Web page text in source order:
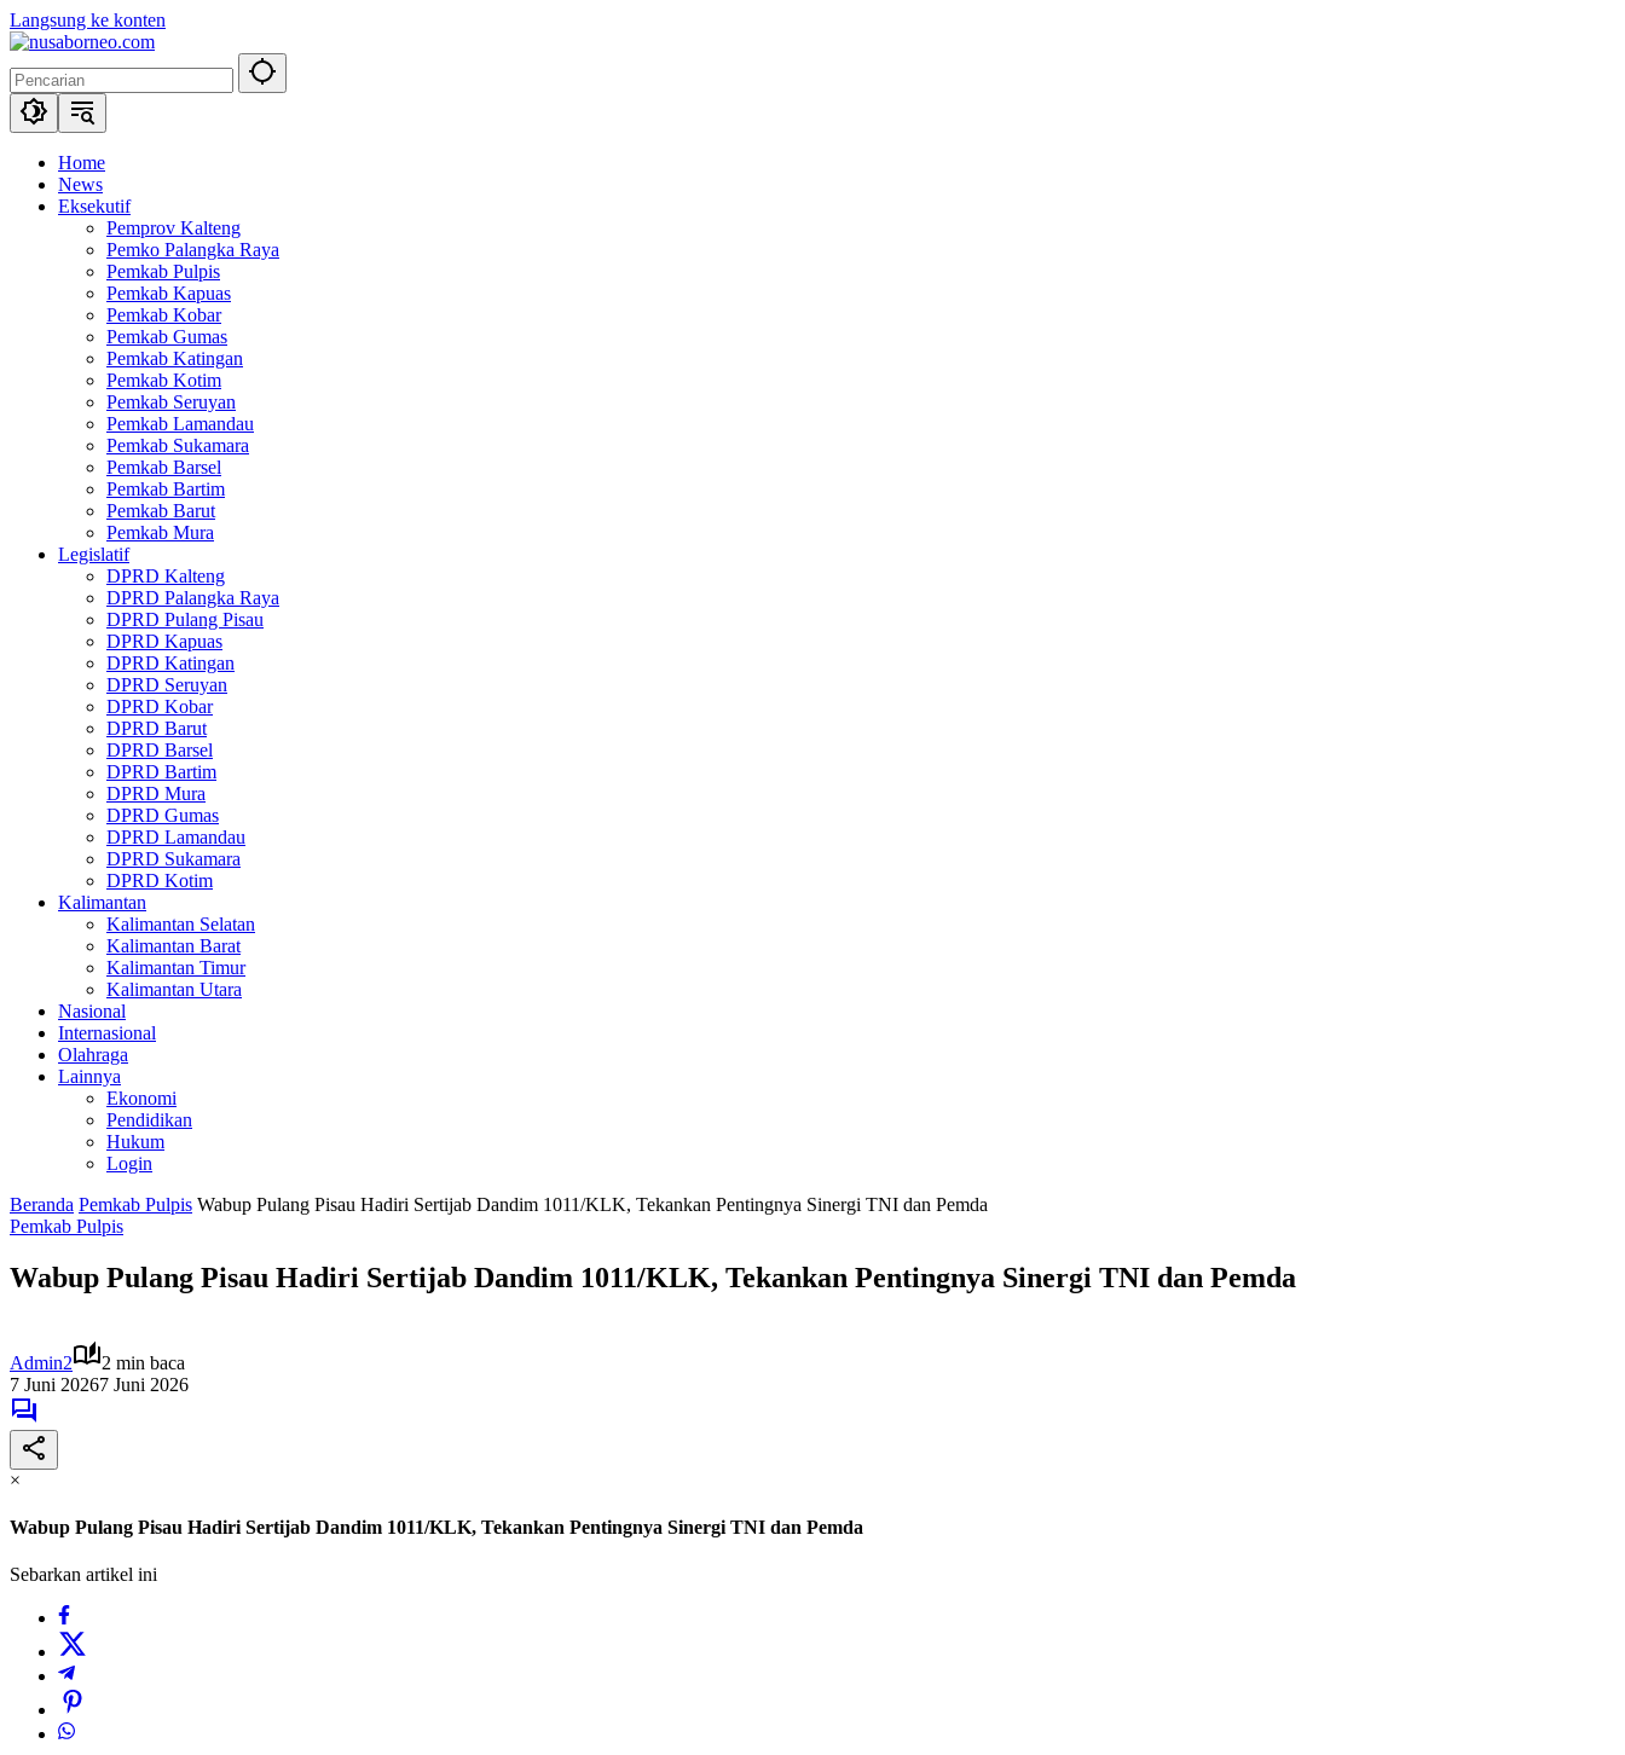
Langsung ke konten
Home
News
Eksekutif
Pemprov Kalteng
Pemko Palangka Raya
Pemkab Pulpis
Pemkab Kapuas
Pemkab Kobar
Pemkab Gumas
Pemkab Katingan
Pemkab Kotim
Pemkab Seruyan
Pemkab Lamandau
Pemkab Sukamara
Pemkab Barsel
Pemkab Bartim
Pemkab Barut
Pemkab Mura
Legislatif
DPRD Kalteng
DPRD Palangka Raya
DPRD Pulang Pisau
DPRD Kapuas
DPRD Katingan
DPRD Seruyan
DPRD Kobar
DPRD Barut
DPRD Barsel
DPRD Bartim
DPRD Mura
DPRD Gumas
DPRD Lamandau
DPRD Sukamara
DPRD Kotim
Kalimantan
Kalimantan Selatan
Kalimantan Barat
Kalimantan Timur
Kalimantan Utara
Nasional
Internasional
Olahraga
Lainnya
Ekonomi
Pendidikan
Hukum
Login
Beranda Pemkab Pulpis Wabup Pulang Pisau Hadiri Sertijab Dandim 1011/KLK, Tekankan Pentingnya Sinergi TNI dan Pemda
Pemkab Pulpis
Wabup Pulang Pisau Hadiri Sertijab Dandim 1011/KLK, Tekankan Pentingnya Sinergi TNI dan Pemda
Admin2
2 min baca
7 Juni 20267 Juni 2026
×
Wabup Pulang Pisau Hadiri Sertijab Dandim 1011/KLK, Tekankan Pentingnya Sinergi TNI dan Pemda
Sebarkan artikel ini